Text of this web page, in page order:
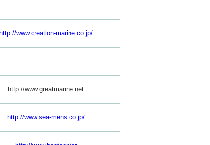
http://www.creation-marine.co.jp/
http://www.greatmarine.net
http://www.sea-mens.co.jp/